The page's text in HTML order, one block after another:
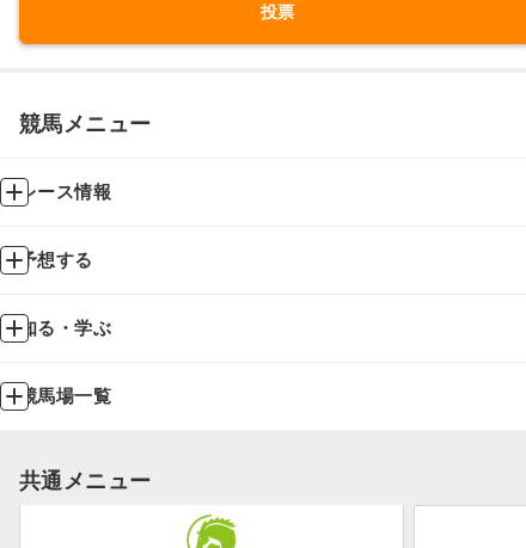
投票
競馬メニュー
レース情報
予想する
知る・学ぶ
競馬場一覧
共通メニュー